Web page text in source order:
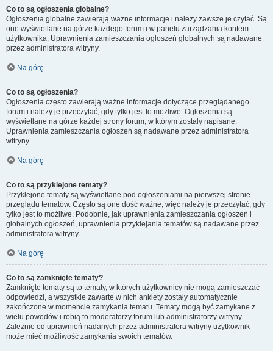
Co to są ogłoszenia globalne?
Ogłoszenia globalne zawierają ważne informacje i należy zawsze je czytać. Są
one wyświetlane na górze każdego forum i w panelu zarządzania kontem
użytkownika. Uprawnienia zamieszczania ogłoszeń globalnych są nadawane
przez administratora witryny.
Na górę
Co to są ogłoszenia?
Ogłoszenia często zawierają ważne informacje dotyczące przeglądanego
forum i należy je przeczytać, gdy tylko jest to możliwe. Ogłoszenia są
wyświetlane na górze każdej strony forum, w którym zostały napisane.
Uprawnienia zamieszczania ogłoszeń są nadawane przez administratora
witryny.
Na górę
Co to są przyklejone tematy?
Przyklejone tematy są wyświetlane pod ogłoszeniami na pierwszej stronie
przeglądu tematów. Często są one dość ważne, więc należy je przeczytać, gdy
tylko jest to możliwe. Podobnie, jak uprawnienia zamieszczania ogłoszeń i
globalnych ogłoszeń, uprawnienia przyklejania tematów są nadawane przez
administratora witryny.
Na górę
Co to są zamknięte tematy?
Zamknięte tematy są to tematy, w których użytkownicy nie mogą zamieszczać
odpowiedzi, a wszystkie zawarte w nich ankiety zostały automatycznie
zakończone w momencie zamykania tematu. Tematy mogą być zamykane z
wielu powodów i robią to moderatorzy forum lub administratorzy witryny.
Zależnie od uprawnień nadanych przez administratora witryny użytkownik
może mieć możliwość zamykania swoich tematów.